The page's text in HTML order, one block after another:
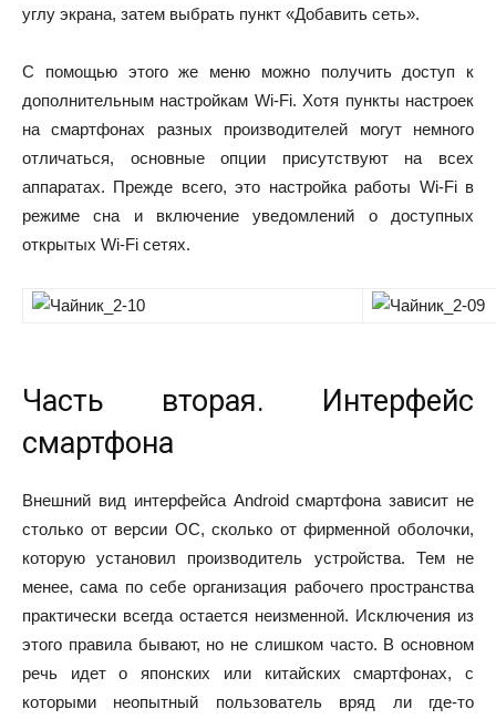
углу экрана, затем выбрать пункт «Добавить сеть».
С помощью этого же меню можно получить доступ к
дополнительным настройкам Wi-Fi. Хотя пункты настроек
на смартфонах разных производителей могут немного
отличаться, основные опции присутствуют на всех
аппаратах. Прежде всего, это настройка работы Wi-Fi в
режиме сна и включение уведомлений о доступных
открытых Wi-Fi сетях.
Часть вторая. Интерфейс
смартфона
Внешний вид интерфейса Android смартфона зависит не
столько от версии ОС, сколько от фирменной оболочки,
которую установил производитель устройства. Тем не
менее, сама по себе организация рабочего пространства
практически всегда остается неизменной. Исключения из
этого правила бывают, но не слишком часто. В основном
речь идет о японских или китайских смартфонах, с
которыми неопытный пользователь вряд ли где-то